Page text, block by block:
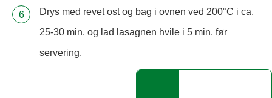
Drys med revet ost og bag i ovnen ved 200°C i ca.
25-30 min. og lad lasagnen hvile i 5 min. før
servering.